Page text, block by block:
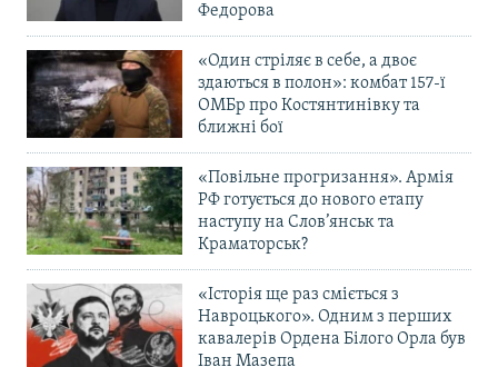
Федорова
«Один стріляє в себе, а двоє
здаються в полон»: комбат 157-ї
ОМБр про Костянтинівку та
ближні бої
«Повільне прогризання». Армія
РФ готується до нового етапу
наступу на Слов’янськ та
Краматорськ?
«Історія ще раз сміється з
Навроцького». Одним з перших
кавалерів Ордена Білого Орла був
Іван Мазепа